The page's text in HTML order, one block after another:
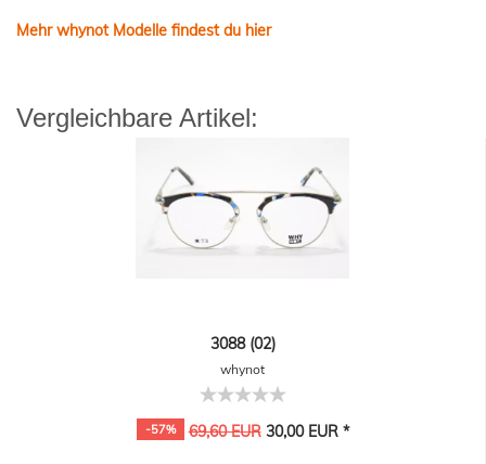
Mehr whynot Modelle findest du hier
Vergleichbare Artikel:
3088 (02)
whynot
-57% 69,60 EUR30,00 EUR *